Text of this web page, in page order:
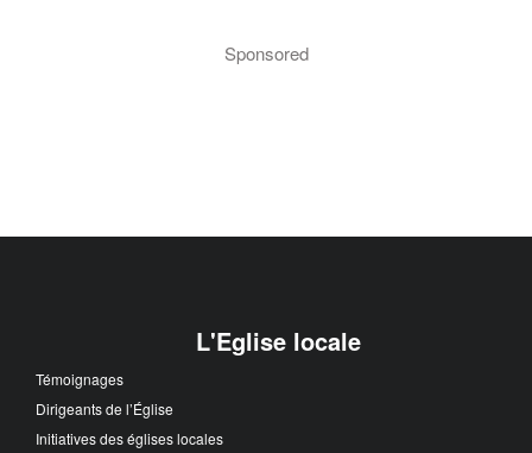
Sponsored
L'Eglise locale
Témoignages
Dirigeants de l’Église
Initiatives des églises locales